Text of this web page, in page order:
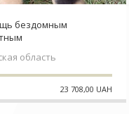
бездомным
область
23 708,00 UAH